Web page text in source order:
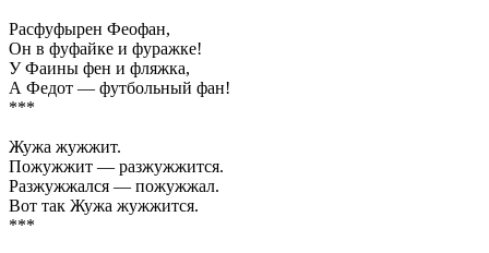
Расфуфырен Феофан,
Он в фуфайке и фуражке!
У Фаины фен и фляжка,
А Федот — футбольный фан!
***
Жужа жужжит.
Пожужжит — разжужжится.
Разжужжался — пожужжал.
Вот так Жужа жужжится.
***